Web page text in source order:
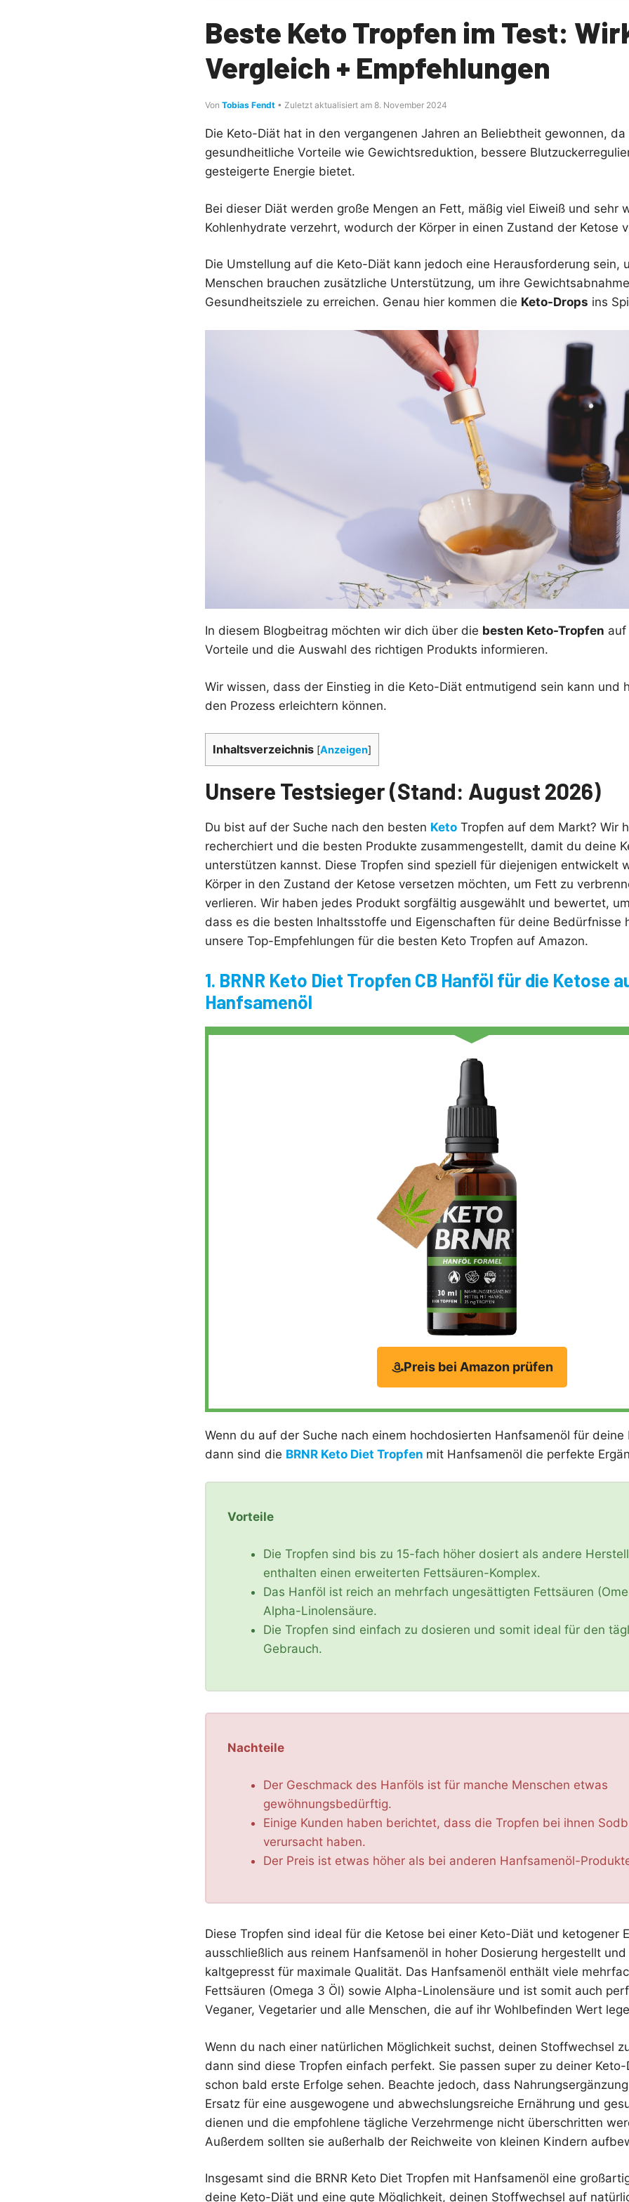
Beste Keto Tropfen im Test:
Vergleich + Empfehlungen
Von Tobias Fendt • Zuletzt aktualisiert am 8. November 2024
Die Keto-Diät hat in den vergangenen Jahren an Beliebtheit gewonnen,
gesundheitliche Vorteile wie Gewichtsreduktion, bessere
gesteigerte Energie bietet.
Bei dieser Diät werden große Mengen an Fett, mäßig viel Eiweiß und sehr
Kohlenhydrate verzehrt, wodurch der Körper in einen Zustand der Ketose
Die Umstellung auf die Keto-Diät kann jedoch eine Herausforderung sein,
Menschen brauchen zusätzliche Unterstützung, um ihre
Gesundheitsziele zu erreichen. Genau hier kommen die Keto-Drops ins
In diesem Blogbeitrag möchten wir dich über die besten Keto-Tropfen auf
Vorteile und die Auswahl des richtigen Produkts informieren.
Wir wissen, dass der Einstieg in die Keto-Diät entmutigend sein kann und
den Prozess erleichtern können.
Inhaltsverzeichnis [Anzeigen]
Unsere Testsieger (Stand: August 2026)
Du bist auf der Suche nach den besten Keto Tropfen auf dem Markt? Wir
recherchiert und die besten Produkte zusammengestellt, damit du deine
unterstützen kannst. Diese Tropfen sind speziell für diejenigen entwickelt
Körper in den Zustand der Ketose versetzen möchten, um Fett zu
verlieren. Wir haben jedes Produkt sorgfältig ausgewählt und bewertet,
dass es die besten Inhaltsstoffe und Eigenschaften für deine Bedürfnisse
unsere Top-Empfehlungen für die besten Keto Tropfen auf Amazon.
1. BRNR Keto Diet Tropfen CB Hanföl für die Ketose
Hanfsamenöl
Preis bei Amazon prüfen
Wenn du auf der Suche nach einem hochdosierten Hanfsamenöl für
dann sind die BRNR Keto Diet Tropfen mit Hanfsamenöl die perfekte
Vorteile
Die Tropfen sind bis zu 15-fach höher dosiert als andere
enthalten einen erweiterten Fettsäuren-Komplex.
Das Hanföl ist reich an mehrfach ungesättigten Fettsäuren
Alpha-Linolensäure.
Die Tropfen sind einfach zu dosieren und somit ideal für den
Gebrauch.
Nachteile
Der Geschmack des Hanföls ist für manche Menschen etwas
gewöhnungsbedürftig.
Einige Kunden haben berichtet, dass die Tropfen bei ihnen
verursacht haben.
Der Preis ist etwas höher als bei anderen Hanfsamenöl-
Diese Tropfen sind ideal für die Ketose bei einer Keto-Diät und ketogener
ausschließlich aus reinem Hanfsamenöl in hoher Dosierung hergestellt
kaltgepresst für maximale Qualität. Das Hanfsamenöl enthält viele
Fettsäuren (Omega 3 Öl) sowie Alpha-Linolensäure und ist somit auch
Veganer, Vegetarier und alle Menschen, die auf ihr Wohlbefinden Wert
Wenn du nach einer natürlichen Möglichkeit suchst, deinen Stoffwechsel
dann sind diese Tropfen einfach perfekt. Sie passen super zu deiner
schon bald erste Erfolge sehen. Beachte jedoch, dass
Ersatz für eine ausgewogene und abwechslungsreiche Ernährung und
dienen und die empfohlene tägliche Verzehrmenge nicht überschritten
Außerdem sollten sie außerhalb der Reichweite von kleinen Kindern
Insgesamt sind die BRNR Keto Diet Tropfen mit Hanfsamenöl eine
deine Keto-Diät und eine gute Möglichkeit, deinen Stoffwechsel auf